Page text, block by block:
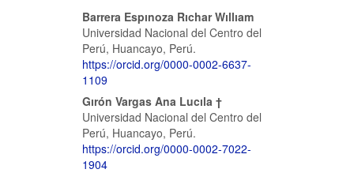
Contenido
principal
del
artículo
Barrera Espınoza Rıchar Wıllıam
Universidad Nacional del Centro del
Perú, Huancayo, Perú.
https://orcid.org/0000-0002-6637-
1109
Gırón Vargas Ana Lucıla †
Universidad Nacional del Centro del
Perú, Huancayo, Perú.
https://orcid.org/0000-0002-7022-
1904